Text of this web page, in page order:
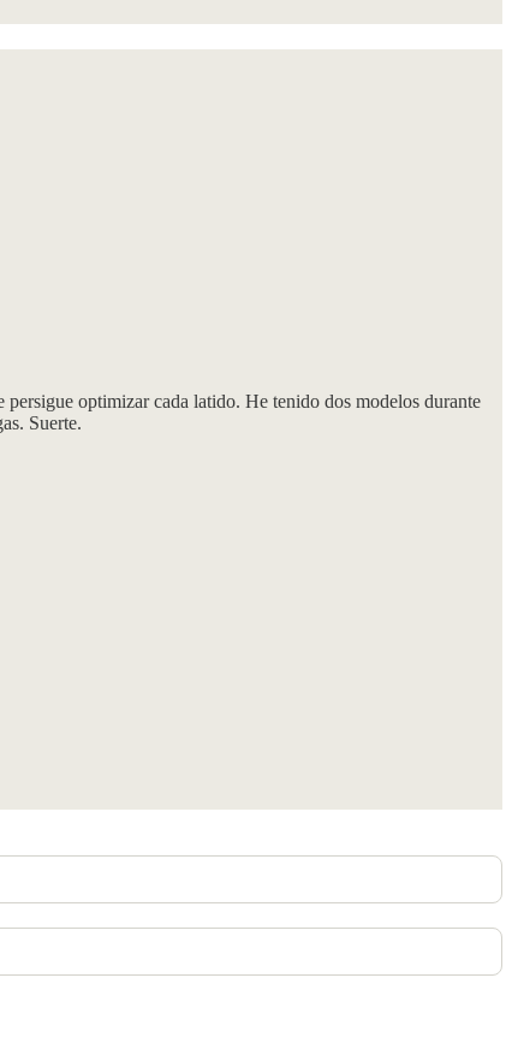
optimizar cada latido. He tenido dos modelos durante
Suerte.